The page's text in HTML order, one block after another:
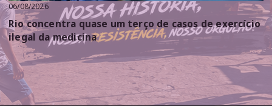
06/08/2026
Rio concentra quase um terço de casos de exercício
ilegal da medicina